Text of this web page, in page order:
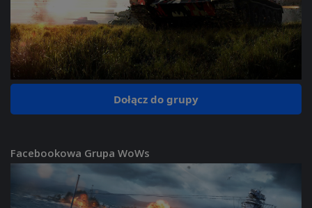
Dołącz do grupy
Facebookowa Grupa WoWs